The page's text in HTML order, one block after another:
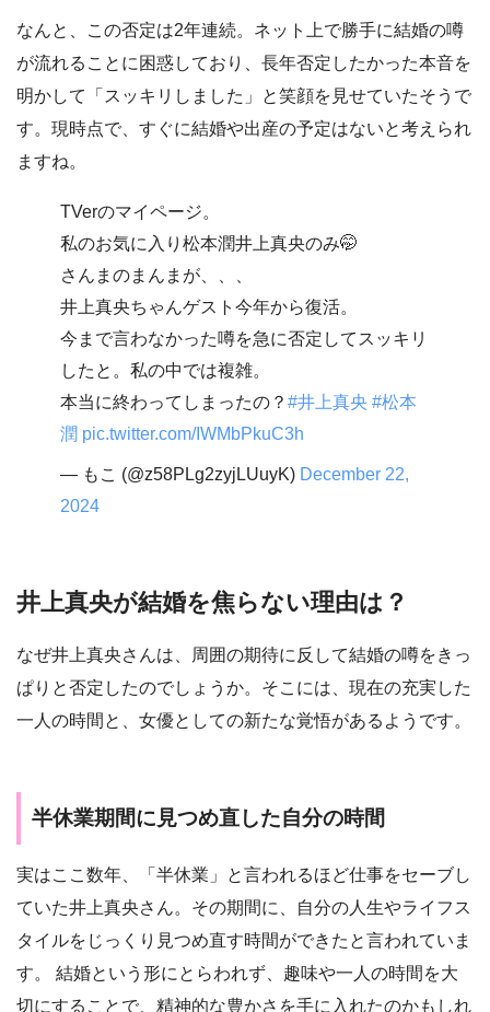
なんと、この否定は2年連続。ネット上で勝手に結婚の噂
が流れることに困惑しており、長年否定したかった本音を
明かして「スッキリしました」と笑顔を見せていたそうで
す。現時点で、すぐに結婚や出産の予定はないと考えられ
ますね。
TVerのマイページ。
私のお気に入り松本潤井上真央のみ🤭
さんまのまんまが、、、
井上真央ちゃんゲスト今年から復活。
今まで言わなかった噂を急に否定してスッキリ
したと。私の中では複雑。
本当に終わってしまったの？ #井上真央 #松本
潤 pic.twitter.com/IWMbPkuC3h
— もこ (@z58PLg2zyjLUuyK) December 22,
2024
井上真央が結婚を焦らない理由は？
なぜ井上真央さんは、周囲の期待に反して結婚の噂をきっ
ぱりと否定したのでしょうか。そこには、現在の充実した
一人の時間と、女優としての新たな覚悟があるようです。
半休業期間に見つめ直した自分の時間
実はここ数年、「半休業」と言われるほど仕事をセーブし
ていた井上真央さん。その期間に、自分の人生やライフス
タイルをじっくり見つめ直す時間ができたと言われていま
す。 結婚という形にとらわれず、趣味や一人の時間を大
切にすることで、精神的な豊かさを手に入れたのかもしれ